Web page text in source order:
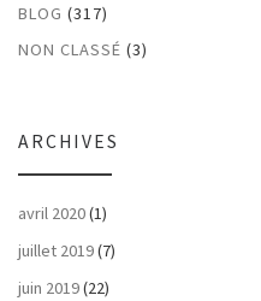
BLOG (317)
NON CLASSÉ (3)
ARCHIVES
avril 2020(1)
juillet 2019(7)
juin 2019(22)